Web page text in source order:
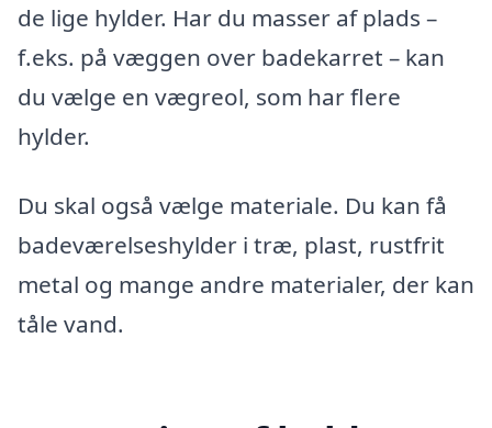
de lige hylder. Har du masser af plads –
f.eks. på væggen over badekarret – kan
du vælge en vægreol, som har flere
hylder.
Du skal også vælge materiale. Du kan få
badeværelseshylder i træ, plast, rustfrit
metal og mange andre materialer, der kan
tåle vand.